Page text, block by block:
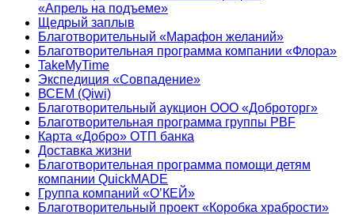
«Апрель на подъеме»
Щедрый заплыв
Благотворительный «Марафон желаний»
Благотворительная программа компании «Флора»
TakeMyTime
Экспедиция «Совпадение»
ВСЕМ (Qiwi)
Благотворительный аукцион ООО «Доброторг»
Благотворительная программа группы PBF
Карта «Добро» ОТП банка
Доставка жизни
Благотворительная программа помощи детям
компании QuickMADE
Группа компаний «О’КЕЙ»
Благотворительный проект «Коробка храбрости»